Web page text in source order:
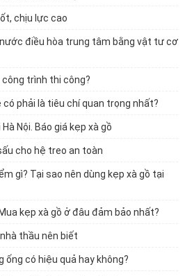
chịu lực cao
điều hòa trung tâm bằng vật tư cơ
trình thi công?
có phải là tiêu chí quan trọng nhất?
Nội. Báo giá kẹp xà gồ
cho hệ treo an toàn
gì? Tại sao nên dùng kẹp xà gồ tại
kẹp xà gồ ở đâu đảm bảo nhất?
thầu nên biết
ống có hiệu quả hay không?